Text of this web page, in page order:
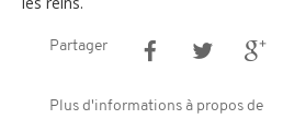
Partager
Plus d'informations à propos de